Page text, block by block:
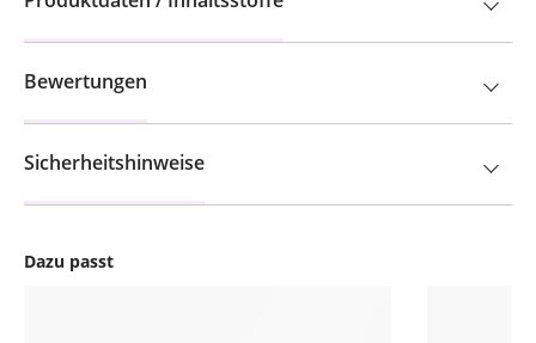
Dazu passt
Bewertungen
Sicherheitshinweise